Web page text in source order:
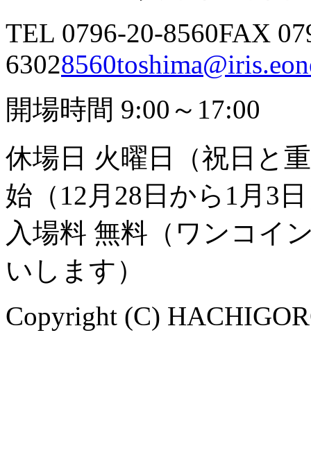
TEL 0796-20-8560FAX
6302
開場時間 9:00～17:00
休場日 火曜日（祝日と
始（12月28日から1月3
入場料 無料（ワンコイ
いします）
Copyright (C)